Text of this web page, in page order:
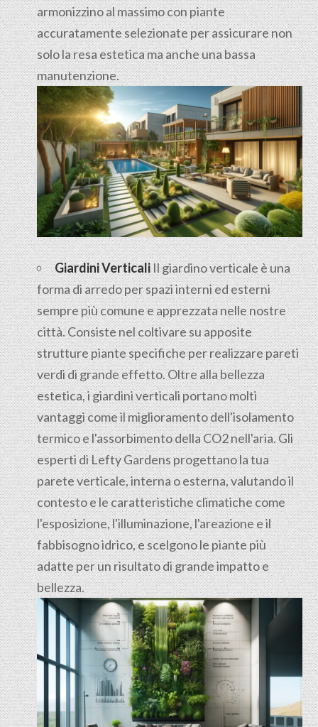
armonizzino al massimo con piante
accuratamente selezionate per assicurare non
solo la resa estetica ma anche una bassa
manutenzione.
Giardini VerticaliIl giardino verticale è una
forma di arredo per spazi interni ed esterni
sempre più comune e apprezzata nelle nostre
città. Consiste nel coltivare su apposite
strutture piante specifiche per realizzare pareti
verdi di grande effetto. Oltre alla bellezza
estetica, i giardini verticali portano molti
vantaggi come il miglioramento dell'isolamento
termico e l'assorbimento della CO2 nell'aria. Gli
esperti di Lefty Gardens progettano la tua
parete verticale, interna o esterna, valutando il
contesto e le caratteristiche climatiche come
l'esposizione, l'illuminazione, l'areazione e il
fabbisogno idrico, e scelgono le piante più
adatte per un risultato di grande impatto e
bellezza.